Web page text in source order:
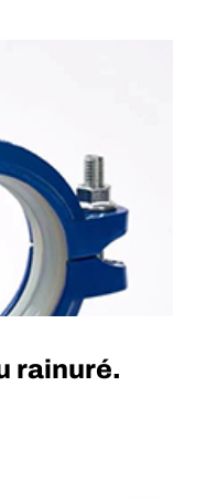
rainuré.